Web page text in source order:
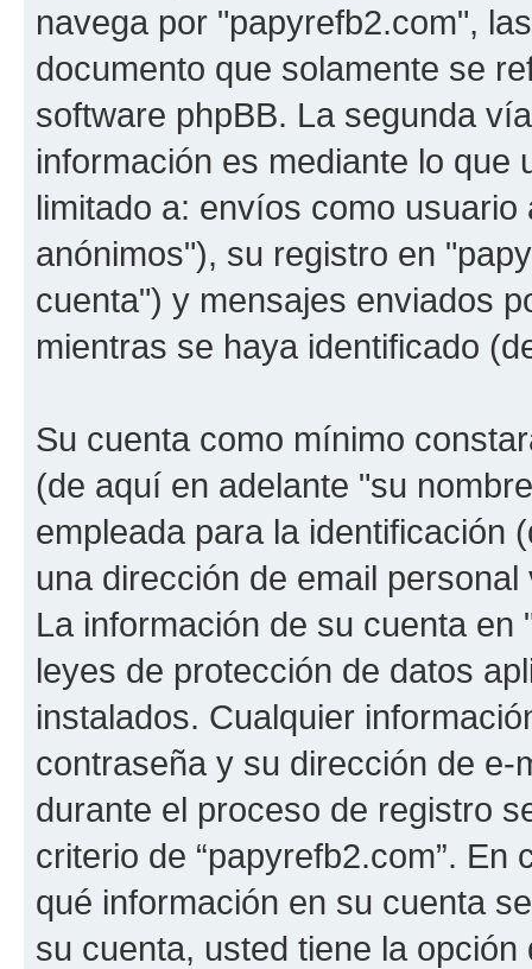
navega por "papyrefb2.com",
documento que solamente se
software phpBB. La segunda
información es mediante lo que
limitado a: envíos como
anónimos"), su registro en
cuenta") y mensajes enviados
mientras se haya identificado
Su cuenta como mínimo
(de aquí en adelante "su
empleada para la identificación
una dirección de email
La información de su cuenta
leyes de protección de datos
instalados. Cualquier
contraseña y su dirección de
durante el proceso de registro
criterio de “papyrefb2.com”.
qué información en su cuenta
su cuenta, usted tiene la